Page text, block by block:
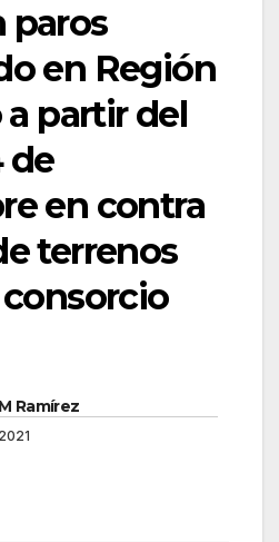
paros
en Región
partir del
de
en contra
terrenos
Ramírez